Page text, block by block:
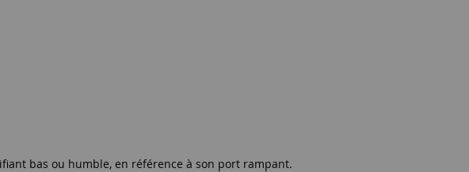
bas ou humble, en référence à son port rampant.